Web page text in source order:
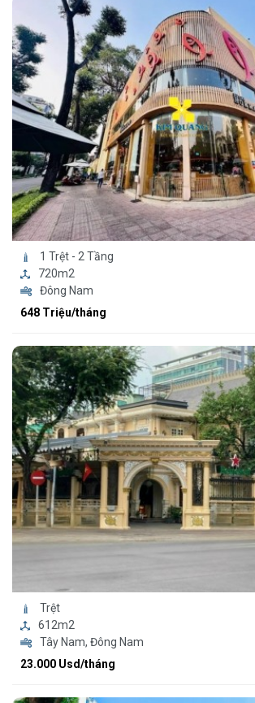
1 Trệt - 2 Tầng
720m2
Đông Nam
648 Triệu/tháng
Trệt
612m2
Tây Nam, Đông Nam
23.000 Usd/tháng